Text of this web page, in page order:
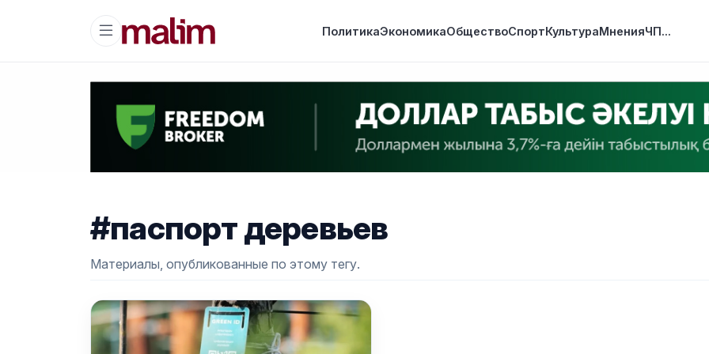
ПолитикаЭкономикаОбществоСпортКультураМненияЧП...
#паспорт деревьев
Материалы, опубликованные по этому тегу.